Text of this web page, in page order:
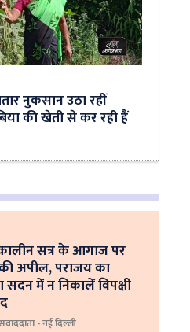
नुकसान उठा रहीं
की खेती से कर रही हैं
सत्र के आगाज पर
अपील, पराजय का
सदन में न निकालें विपक्षी
- नई दिल्ली